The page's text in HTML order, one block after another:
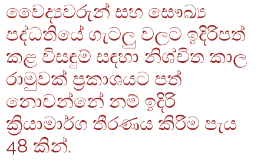
වෛද්‍යවරුන් සහ සෞඛ්‍ය
පද්ධතියේ ගැටලු වලට ඉදිරිපත්
කළ විසඳුම් සඳහා නිශ්චිත කාල
රාමුවක් ප්‍රකාශයට පත්
නොවන්නේ නම් ඉදිරි
ක්‍රියාමාර්ග තීරණය කිරීම පැය
48 කින්.